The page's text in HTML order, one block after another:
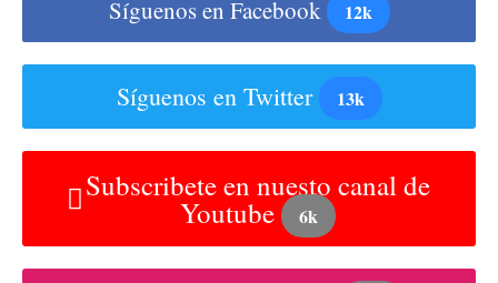
Síguenos en Facebook 12k
Síguenos en Twitter 13k
Subscribete en nuesto canal de
Youtube 6k